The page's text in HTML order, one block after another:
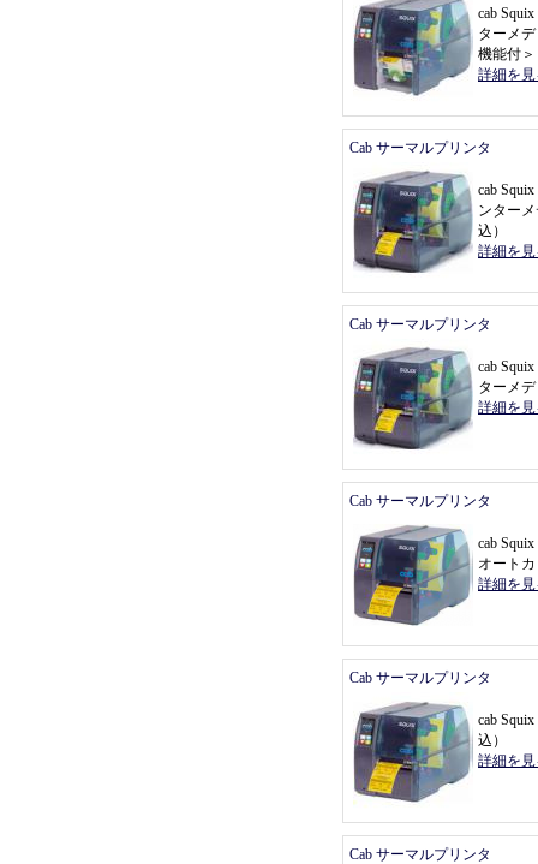
cab
ターメ
機能付
詳細を
Cab サーマルプリンタ
cab
ンター
込 ）
詳細を
Cab サーマルプリンタ
cab
ターメ
詳細を
Cab サーマルプリンタ
cab
オート
詳細を
Cab サーマルプリンタ
cab
込 ）
詳細を
Cab サーマルプリンタ